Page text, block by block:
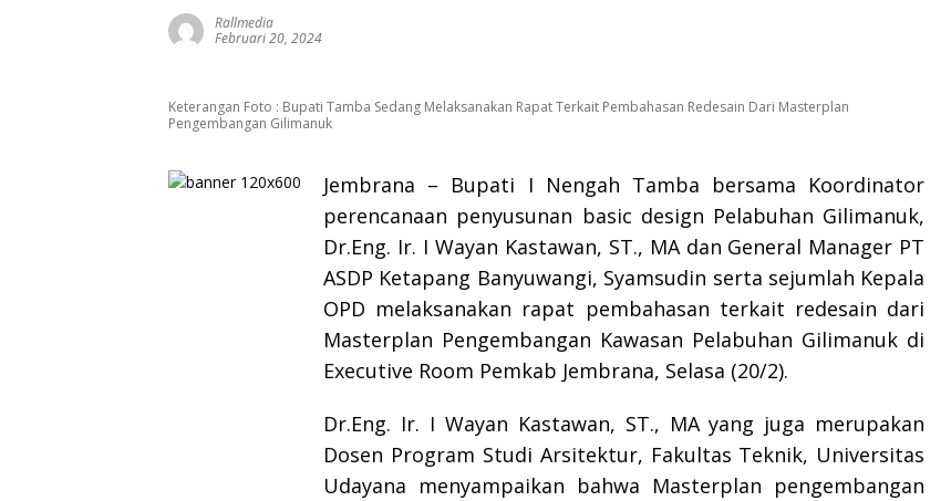
Rallmedia
Februari 20, 2024
Keterangan Foto : Bupati Tamba Sedang Melaksanakan Rapat Terkait Pembahasan Redesain Dari Masterplan
Pengembangan Gilimanuk
Jembrana – Bupati I Nengah Tamba bersama Koordinator
perencanaan penyusunan basic design Pelabuhan Gilimanuk,
Dr.Eng. Ir. I Wayan Kastawan, ST., MA dan General Manager PT
ASDP Ketapang Banyuwangi, Syamsudin serta sejumlah Kepala
OPD melaksanakan rapat pembahasan terkait redesain dari
Masterplan Pengembangan Kawasan Pelabuhan Gilimanuk di
Executive Room Pemkab Jembrana, Selasa (20/2).
Dr.Eng. Ir. I Wayan Kastawan, ST., MA yang juga merupakan
Dosen Program Studi Arsitektur, Fakultas Teknik, Universitas
Udayana menyampaikan bahwa Masterplan pengembangan